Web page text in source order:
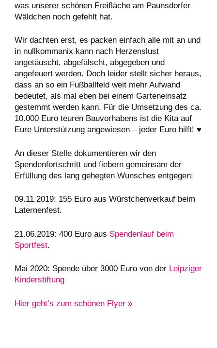
was unserer schönen Freifläche am Paunsdorfer
Wäldchen noch gefehlt hat.
Wir dachten erst, es packen einfach alle mit an und
in nullkommanix kann nach Herzenslust
angetäuscht, abgefälscht, abgegeben und
angefeuert werden. Doch leider stellt sicher heraus,
dass an so ein Fußballfeld weit mehr Aufwand
bedeutet, als mal eben bei einem Garteneinsatz
gestemmt werden kann. Für die Umsetzung des ca.
10.000 Euro teuren Bauvorhabens ist die Kita auf
Eure Unterstützung angewiesen – jeder Euro hilft! ♥
An dieser Stelle dokumentieren wir den
Spendenfortschritt und fiebern gemeinsam der
Erfüllung des lang gehegten Wunsches entgegen:
09.11.2019: 155 Euro aus Würstchenverkauf beim
Laternenfest.
21.06.2019: 400 Euro aus Spendenlauf beim
Sportfest.
Mai 2020: Spende über 3000 Euro von der Leipziger
Kinderstiftung
Hier geht’s zum schönen Flyer »